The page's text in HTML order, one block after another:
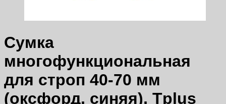
Сумка
многофункциональная
для строп 40-70 мм
(оксфорд, синяя), Tplus